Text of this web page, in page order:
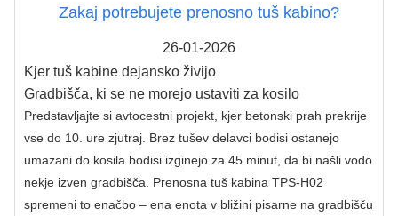
Zakaj potrebujete prenosno tuš kabino?
26-01-2026
Kjer tuš kabine dejansko živijo
Gradbišča, ki se ne morejo ustaviti za kosilo
Predstavljajte si avtocestni projekt, kjer betonski prah prekrije
vse do 10. ure zjutraj. Brez tušev delavci bodisi ostanejo
umazani do kosila bodisi izginejo za 45 minut, da bi našli vodo
nekje izven gradbišča. Prenosna tuš kabina TPS-H02
spremeni to enačbo – ena enota v bližini pisarne na gradbišču